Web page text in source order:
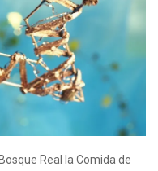
Real la Comida de